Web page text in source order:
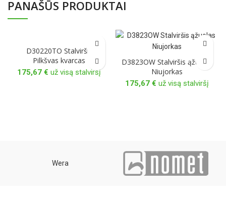
PANAŠŪS PRODUKTAI
D30220TO Stalviršis
Pilkšvas kvarcas
175,67 € už visą stalviršį
D3823OW Stalviršis ąžuolas
Niujorkas
175,67 € už visą stalviršį
Wera